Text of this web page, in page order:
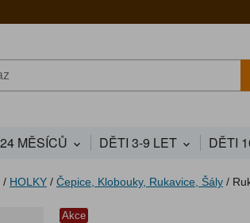
MĚSÍCŮ DĚTI 3-9 LET DĚTI
/ HOLKY / Čepice, Klobouky, Rukavice, Šály /
Akce